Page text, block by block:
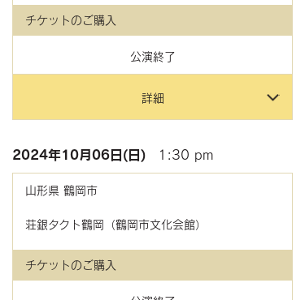
チケットのご購入
公演終了
詳細
2024年10月06日(日) 1:30 pm
山形県 鶴岡市
荘銀タクト鶴岡（鶴岡市文化会館）
チケットのご購入